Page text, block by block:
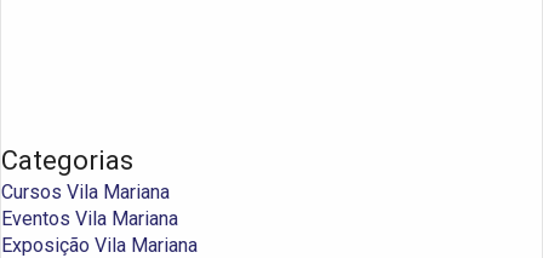
Categorias
Cursos Vila Mariana
Eventos Vila Mariana
Exposição Vila Mariana